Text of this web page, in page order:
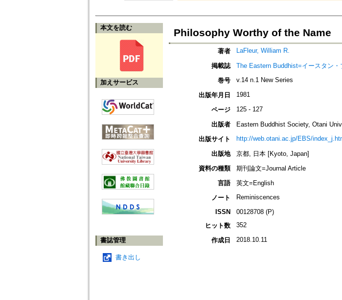
本文を読む
加えサービス
書誌管理
書き出し
Philosophy Worthy of the Name
著者 LaFleur, William R.
掲載誌
The Eastern Buddhist=イースタン・
巻号
v.14 n.1 New Series
出版年月日 1981
ページ 125 - 127
出版者
Eastern Buddhist Society, Otani
出版サイト
http://web.otani.ac.jp/EBS/
出版地
京都, 日本 [Kyoto, Japan]
資料の種類
期刊論文=Journal Article
言語
英文=English
ノート
Reminiscences
ISSN
00128708 (P)
ヒット数
352
作成日 2018.10.11